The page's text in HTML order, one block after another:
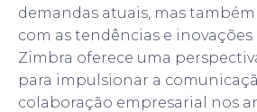
demandas atuais, mas
com as tendências e
Zimbra oferece uma
para impulsionar a
colaboração empresarial nos